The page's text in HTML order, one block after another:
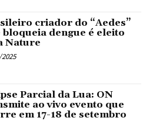
criador do “Aedes”
bloqueia dengue é eleito
Nature
Parcial da Lua: ON
ao vivo evento que
em 17-18 de setembro